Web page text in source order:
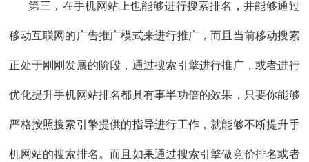
第三，在手机网站上也能够进行搜索排名，并能够通过
移动互联网的广告推广模式来进行推广，而且当前移动搜索
正处于刚刚发展的阶段，通过搜索引擎进行推广，或者进行
优化提升手机网站排名都具有事半功倍的效果，只要你能够
严格按照搜索引擎提供的指导进行工作，就能够不断提升手
机网站的搜索排名。而且如果通过搜索引擎做竞价排名或者